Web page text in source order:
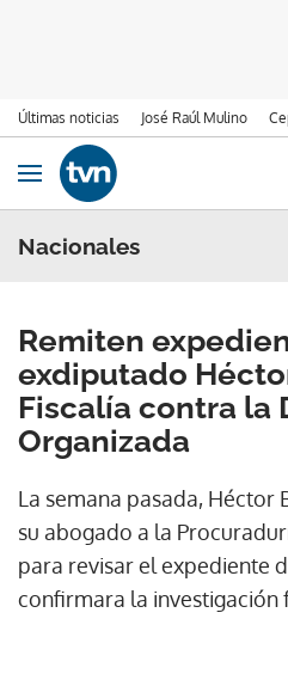
Últimas noticias José Raúl Mulino
Ir al contenido
Obrir navegació
Nacionales
Remiten
exdiputado
Fiscalía contra la
Organizada
La semana pasada, Héctor
su abogado a la
para revisar el expediente
confirmara la investigación